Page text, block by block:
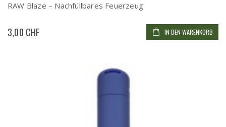
RAW Blaze – Nachfüllbares Feuerzeug
3,00 CHF IN DEN WARENKORB